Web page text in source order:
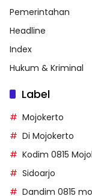
Pemerintahan
Headline
Index
Hukum & Kriminal
Label
Mojokerto
Di Mojokerto
Kodim 0815
Sidoarjo
Dandim 0815